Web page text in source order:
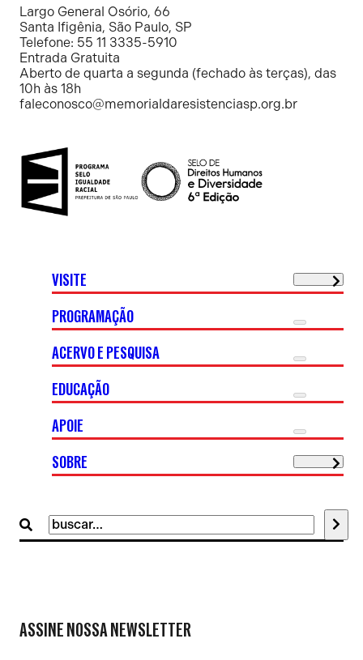
Resistência
Largo General Osório, 66
Santa Ifigênia, São Paulo, SP
Telefone: 55 11 3335-5910
Entrada Gratuita
Aberto de quarta a segunda (fechado às terças), das
10h às 18h
faleconosco@memorialdaresistenciasp.org.br
Buscar
por:
VISITE
PROGRAMAÇÃO
ACERVO E PESQUISA
EDUCAÇÃO
APOIE
SOBRE
ASSINE NOSSA NEWSLETTER